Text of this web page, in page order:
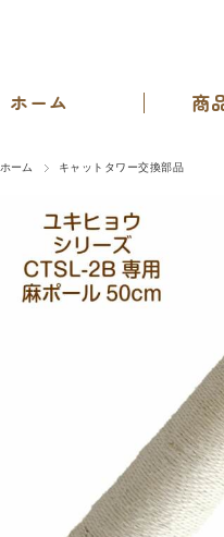
ホーム 商
ホーム キャットタワー交換部品